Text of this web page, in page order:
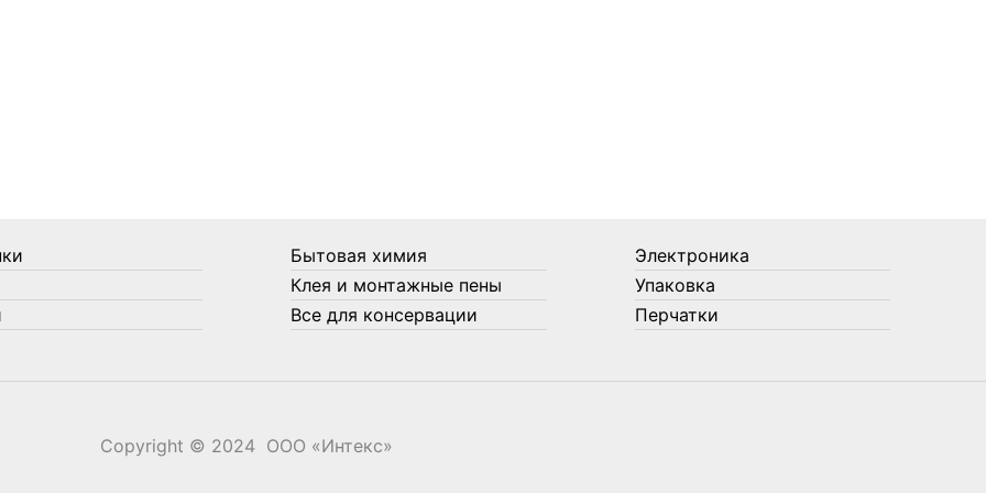
Бытовая химия
Клея и монтажные пены
Все для консервации
Электроника
Упаковка
Перчатки
Copyright © 2024 ООО «‎Интекс»‎